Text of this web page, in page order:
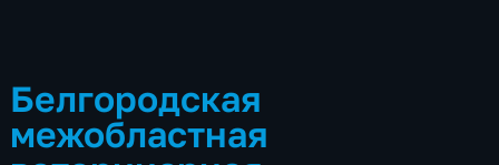
Белгородская
межобластная